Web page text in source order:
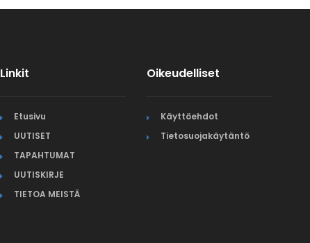
Linkit
Etusivu
UUTISET
TAPAHTUMAT
UUTISKIRJE
TIETOA MEISTÄ
Oikeudelliset
Käyttöehdot
Tietosuojakäytäntö